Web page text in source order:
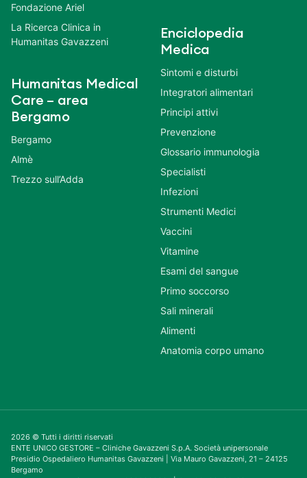
Fondazione Ariel
La Ricerca Clinica in
Humanitas Gavazzeni
Humanitas Medical
Care – area
Bergamo
Bergamo
Almè
Trezzo sull’Adda
Enciclopedia
Medica
Sintomi e disturbi
Integratori alimentari
Principi attivi
Prevenzione
Glossario immunologia
Specialisti
Infezioni
Strumenti Medici
Vaccini
Vitamine
Esami del sangue
Primo soccorso
Sali minerali
Alimenti
Anatomia corpo umano
2026 © Tutti i diritti riservati
ENTE UNICO GESTORE – Cliniche Gavazzeni S.p.A. Società unipersonale
Presidio Ospedaliero Humanitas Gavazzeni | Via Mauro Gavazzeni, 21 – 24125
Bergamo